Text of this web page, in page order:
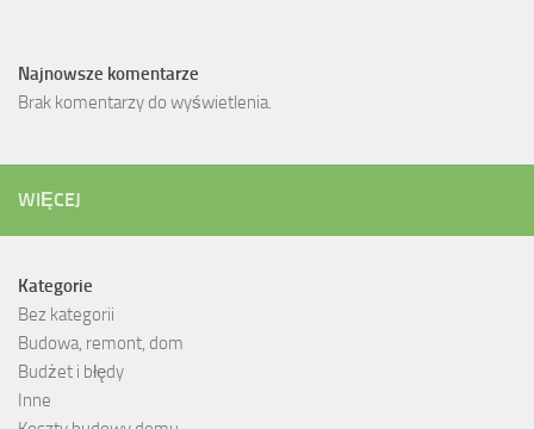
Najnowsze komentarze
Brak komentarzy do wyświetlenia.
WIĘCEJ
Kategorie
Bez kategorii
Budowa, remont, dom
Budżet i błędy
Inne